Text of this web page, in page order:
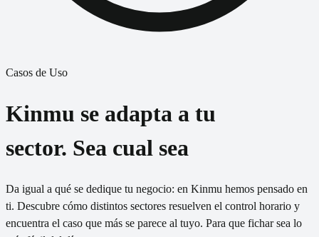
Casos de Uso
Kinmu se adapta a tu
sector. Sea cual sea
Da igual a qué se dedique tu negocio: en Kinmu hemos pensado en
ti. Descubre cómo distintos sectores resuelven el control horario y
encuentra el caso que más se parece al tuyo. Para que fichar sea lo